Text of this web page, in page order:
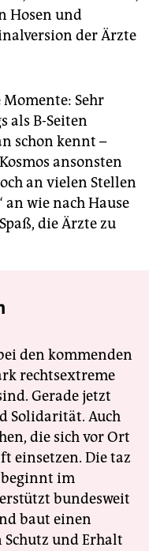
Hosen und
der Ärzte
Sehr
als B-Seiten
schon kennt –
ansonsten
an vielen Stellen
wie nach Hause
die Ärzte zu
den kommenden
rechtsextreme
Gerade jetzt
Solidarität. Auch
die sich vor Ort
einsetzen. Die taz
im
bundesweit
baut einen
und Erhalt